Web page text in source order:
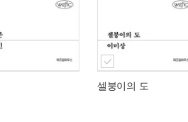
셀붕이의 도